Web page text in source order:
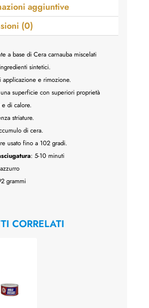
aggiuntive
(0)
a base di Cera carnauba miscelati
sintetici.
applicazione e rimozione.
superficie con superiori proprietà
di calore.
striature.
di cera.
usato fino a 102 gradi.
: 5-10 minuti
grammi
CORRELATI